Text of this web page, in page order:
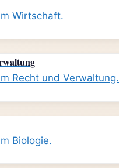
Wirtschaft.
Recht und Verwaltung.
Biologie.